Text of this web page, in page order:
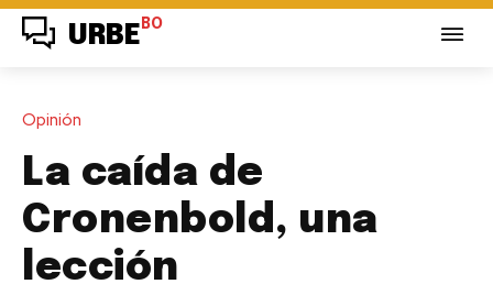
URBE BO
Opinión
La caída de
Cronenbold, una
lección